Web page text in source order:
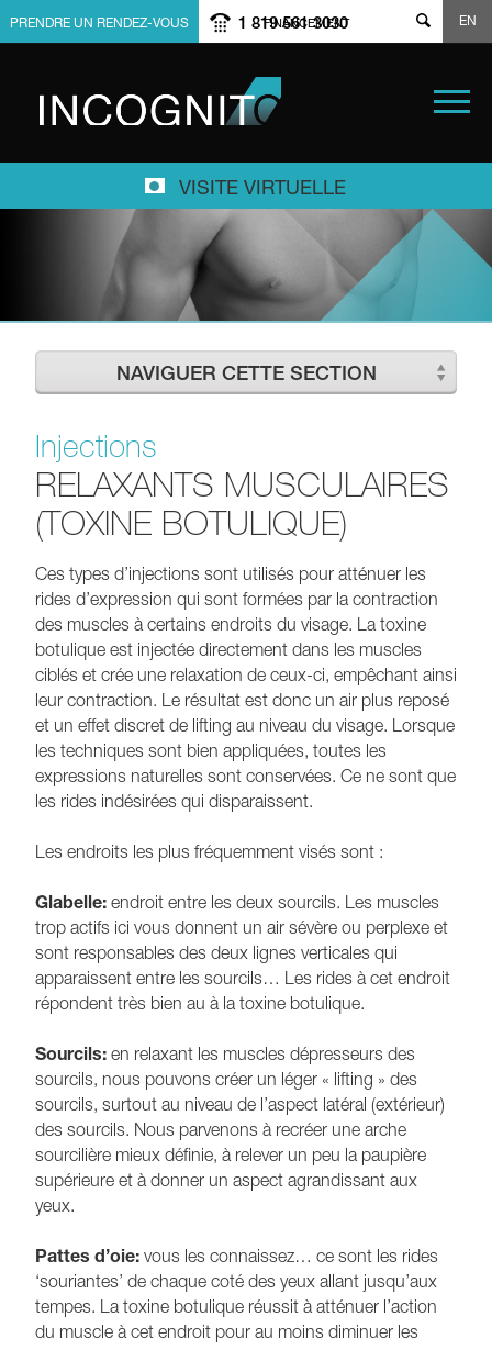
FINANCEMENT
PRENDRE UN RENDEZ-VOUS 1 819 561 3030 EN
VISITE VIRTUELLE
NAVIGUER CETTE SECTION
Injections
RELAXANTS MUSCULAIRES
(TOXINE BOTULIQUE)
Ces types d’injections sont utilisés pour atténuer les
rides d’expression qui sont formées par la contraction
des muscles à certains endroits du visage. La toxine
botulique est injectée directement dans les muscles
ciblés et crée une relaxation de ceux-ci, empêchant ainsi
leur contraction. Le résultat est donc un air plus reposé
et un effet discret de lifting au niveau du visage. Lorsque
les techniques sont bien appliquées, toutes les
expressions naturelles sont conservées. Ce ne sont que
les rides indésirées qui disparaissent.
Les endroits les plus fréquemment visés sont :
Glabelle: endroit entre les deux sourcils. Les muscles
trop actifs ici vous donnent un air sévère ou perplexe et
sont responsables des deux lignes verticales qui
apparaissent entre les sourcils… Les rides à cet endroit
répondent très bien au à la toxine botulique.
Sourcils: en relaxant les muscles dépresseurs des
sourcils, nous pouvons créer un léger « lifting » des
sourcils, surtout au niveau de l’aspect latéral (extérieur)
des sourcils. Nous parvenons à recréer une arche
sourcilière mieux définie, à relever un peu la paupière
supérieure et à donner un aspect agrandissant aux
yeux.
Pattes d’oie: vous les connaissez… ce sont les rides
‘souriantes’ de chaque coté des yeux allant jusqu’aux
tempes. La toxine botulique réussit à atténuer l’action
du muscle à cet endroit pour au moins diminuer les